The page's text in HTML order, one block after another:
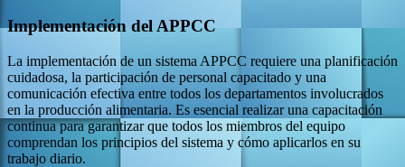
Implementación del APPCC
La implementación de un sistema APPCC requiere una planificación
cuidadosa, la participación de personal capacitado y una
comunicación efectiva entre todos los departamentos involucrados
en la producción alimentaria. Es esencial realizar una capacitación
continua para garantizar que todos los miembros del equipo
comprendan los principios del sistema y cómo aplicarlos en su
trabajo diario.